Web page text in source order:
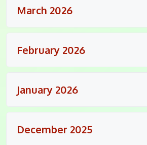
March 2026
February 2026
January 2026
December 2025